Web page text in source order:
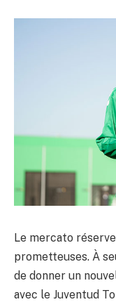
Le mercato
prometteuses. À
de donner un
avec le Juventud